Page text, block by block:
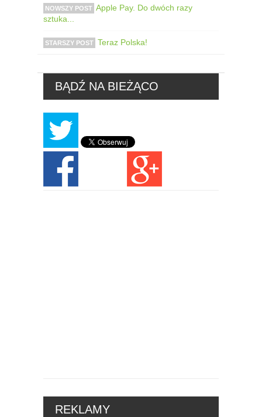
NOWSZY POST Apple Pay. Do dwóch razy
sztuka...
STARSZY POST Teraz Polska!
BĄDŹ NA BIEŻĄCO
REKLAMY